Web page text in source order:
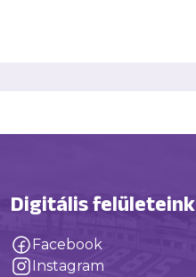
Digitális felületeink
Facebook
Instagram